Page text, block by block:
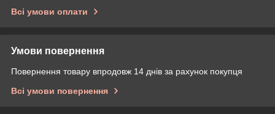
Всі умови оплати
Умови повернення
Повернення товару впродовж 14 днів за рахунок покупця
Всі умови повернення